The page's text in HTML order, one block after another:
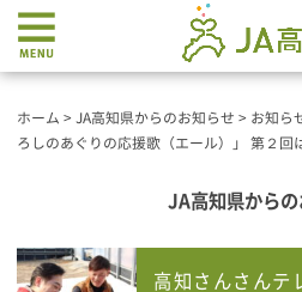
ホーム > JA高知県からのお知らせ > お知ら
ろしのあぐりの応援歌（エール）」 第２回
JA高知県から
高知さんさんテ